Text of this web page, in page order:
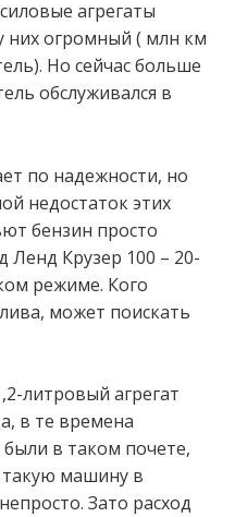
силовые агрегаты
них огромный ( млн км
Но сейчас больше
обслуживался в
по надежности, но
недостаток этих
бензин просто
Ленд Крузер 100 – 20-
режиме. Кого
может поискать
литровый агрегат
в те времена
в таком почете,
такую машину в
Зато расход